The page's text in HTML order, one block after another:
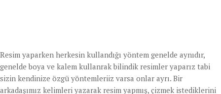
Resim yaparken herkesin kullandığı yöntem genelde aynıdır,
genelde boya ve kalem kullanrak bilindik resimler yaparız tabi
sizin kendinize özgü yöntemleriiz varsa onlar ayrı. Bir
arkadaşımız kelimleri yazarak resim yapmış, çizmek istediklerini